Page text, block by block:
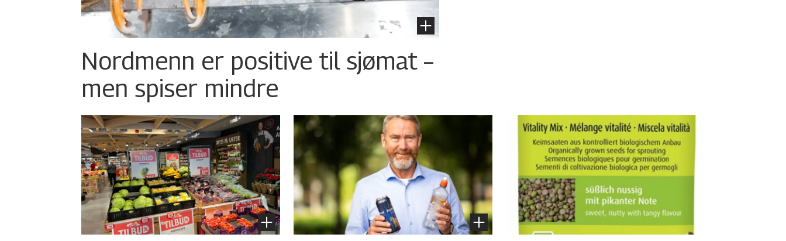
Nordmenn er positive til sjømat –
men spiser mindre